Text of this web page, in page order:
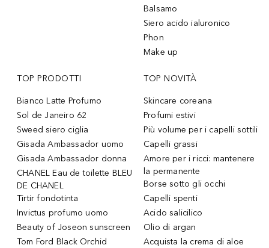
Balsamo
Siero acido ialuronico
Phon
Make up
TOP PRODOTTI
Bianco Latte Profumo
Sol de Janeiro 62
Sweed siero ciglia
Gisada Ambassador uomo
Gisada Ambassador donna
CHANEL Eau de toilette BLEU
DE CHANEL
Tirtir fondotinta
Invictus profumo uomo
Beauty of Joseon sunscreen
Tom Ford Black Orchid
TOP NOVITÀ
Skincare coreana
Profumi estivi
Più volume per i capelli sottili
Capelli grassi
Amore per i ricci: mantenere
la permanente
Borse sotto gli occhi
Capelli spenti
Acido salicilico
Olio di argan
Acquista la crema di aloe